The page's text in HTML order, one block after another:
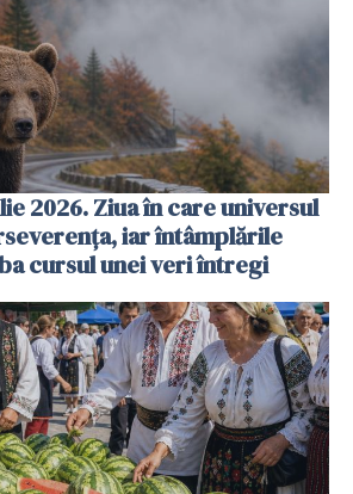
2026. Ziua în care universul
iar întâmplările
cursul unei veri întregi